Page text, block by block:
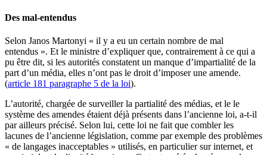
Des mal-entendus
Selon Janos Martonyi « il y a eu un certain nombre de mal
entendus ». Et le ministre d’expliquer que, contrairement à ce qui a
pu être dit, si les autorités constatent un manque d’impartialité de la
part d’un média, elles n’ont pas le droit d’imposer une amende.
(article 181 paragraphe 5 de la loi).
L’autorité, chargée de surveiller la partialité des médias, et le le
système des amendes étaient déjà présents dans l’ancienne loi, a-t-il
par ailleurs précisé. Selon lui, cette loi ne fait que combler les
lacunes de l’ancienne législation, comme par exemple des problèmes
« de langages inacceptables » utilisés, en particulier sur internet, et